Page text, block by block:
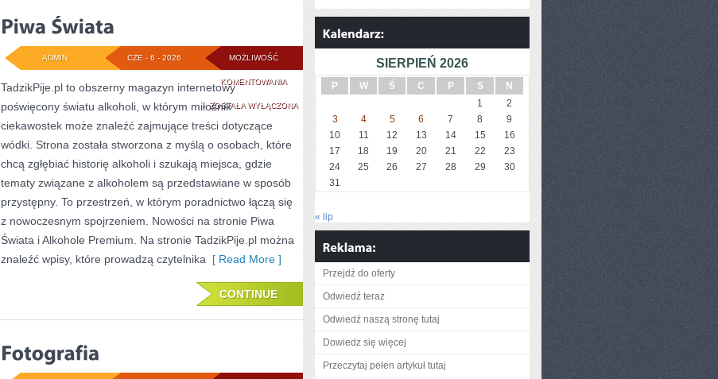
MOŻLIWOŚĆ
KOMENTOWANIAPIWA
ŚWIATA
ZOSTAŁA WYŁĄCZONA
CZE - 6 - 2026
ADMIN
TadzikPije.pl to obszerny magazyn internetowy
poświęcony światu alkoholi, w którym miłośnik
ciekawostek może znaleźć zajmujące treści dotyczące
wódki. Strona została stworzona z myślą o osobach, które
chcą zgłębiać historię alkoholi i szukają miejsca, gdzie
tematy związane z alkoholem są przedstawiane w sposób
przystępny. To przestrzeń, w którym poradnictwo łączą się
z nowoczesnym spojrzeniem. Nowości na stronie Piwa
Świata i Alkohole Premium. Na stronie TadzikPije.pl można
znaleźć wpisy, które prowadzą czytelnika [ Read More ]
CONTINUE
SIERPIEŃ 2026
P W Ś C P S
N
1
2
3
4 5 6 7 8
9
10
11 12 13 14 15
16
17
18 19 20 21 22
23
24
25 26 27 28 29
30
31
« lip
Przejdź do oferty
Odwiedź teraz
Odwiedź naszą stronę tutaj
Dowiedz się więcej
Przeczytaj pełen artykuł tutaj